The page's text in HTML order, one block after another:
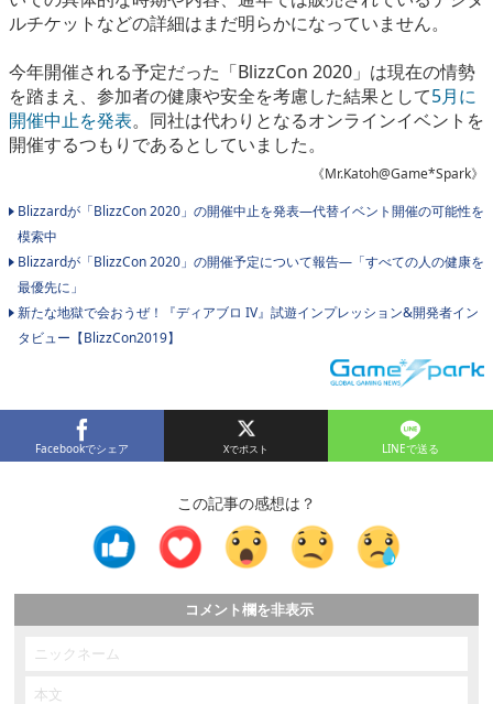
ルチケットなどの詳細はまだ明らかになっていません。
今年開催される予定だった「BlizzCon 2020」は現在の情勢
を踏まえ、参加者の健康や安全を考慮した結果として5月に
開催中止を発表。同社は代わりとなるオンラインイベントを
開催するつもりであるとしていました。
《Mr.Katoh@Game*Spark》
Blizzardが「BlizzCon 2020」の開催中止を発表―代替イベント開催の可能性を
模索中
Blizzardが「BlizzCon 2020」の開催予定について報告―「すべての人の健康を
最優先に」
新たな地獄で会おうぜ！『ディアブロ IV』試遊インプレッション&開発者イン
タビュー【BlizzCon2019】
Facebookでシェア LINEで送る
この記事の感想は？
コメント欄を非表示